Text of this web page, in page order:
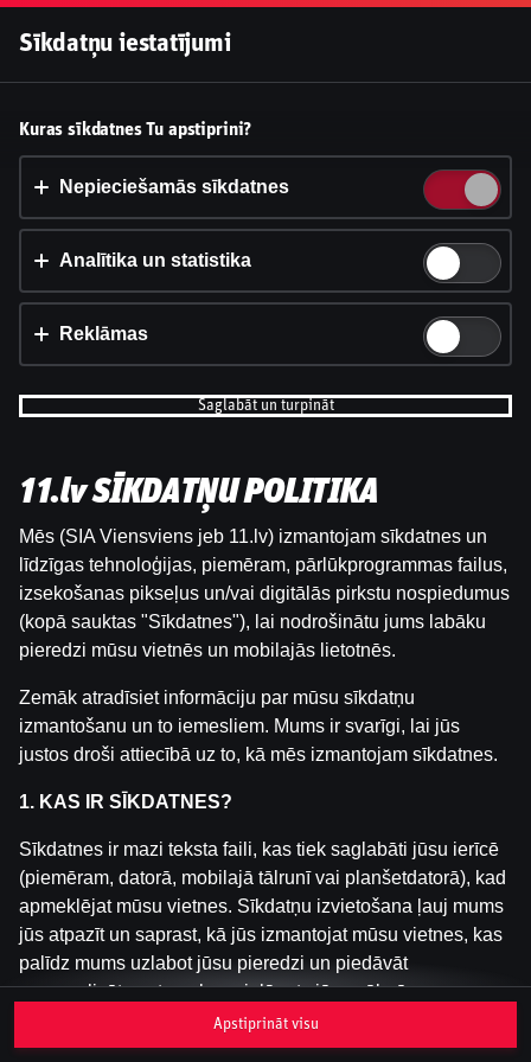
Šai spēlei nav pieejama demo versija. Lūdzu,
pieslēdzies, lai spēlētu ar īstu naudu.
Pieslēgties
Vai pieņemt sīkdatnes?
Šī vietne izmanto 3 dažādu veidu sīkdatnes: obligāti
nepieciešamās, analītikas un statistikas, reklāmas.
Iestatījumi un informācija
Sīkdatņu iestatījumi
Kuras sīkdatnes Tu apstiprini?
Nepieciešamās sīkdatnes
Analītika un statistika
Reklāmas
Saglabāt un turpināt
11.lv SĪKDATŅU POLITIKA
Mēs (SIA Viensviens jeb 11.lv) izmantojam sīkdatnes un
līdzīgas tehnoloģijas, piemēram, pārlūkprogrammas failus,
izsekošanas pikseļus un/vai digitālās pirkstu nospiedumus
(kopā sauktas "Sīkdatnes"), lai nodrošinātu jums labāku
pieredzi mūsu vietnēs un mobilajās lietotnēs.
Zemāk atradīsiet informāciju par mūsu sīkdatņu
izmantošanu un to iemesliem. Mums ir svarīgi, lai jūs
justos droši attiecībā uz to, kā mēs izmantojam sīkdatnes.
1. KAS IR SĪKDATNES?
Sīkdatnes ir mazi teksta faili, kas tiek saglabāti jūsu ierīcē
(piemēram, datorā, mobilajā tālrunī vai planšetdatorā), kad
apmeklējat mūsu vietnes. Sīkdatņu izvietošana ļauj mums
jūs atpazīt un saprast, kā jūs izmantojat mūsu vietnes, kas
palīdz mums uzlabot jūsu pieredzi un piedāvāt
personalizētu saturu, kas pielāgots jūsu vēlmēm.
Sīkdatnes var būt pagaidu (tā sauktas "sesijas sīkdatnes")
Apstiprināt visu